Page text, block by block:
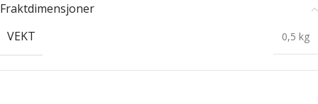
Fraktdimensjoner
VEKT
0,5 kg